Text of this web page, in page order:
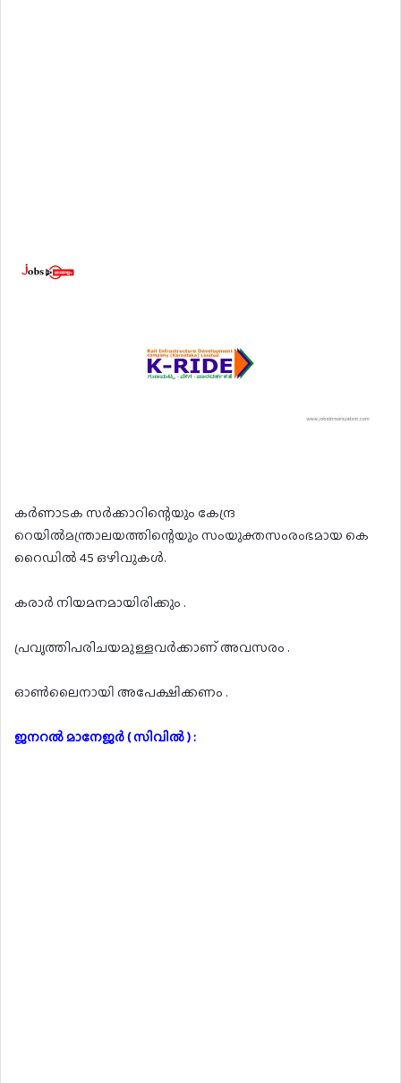
കർണാടക സർക്കാറിന്റെയും കേന്ദ്ര
റെയിൽമന്ത്രാലയത്തിന്റെയും സംയുക്തസംരംഭമായ കെ
റൈഡിൽ 45 ഒഴിവുകൾ.
കരാർ നിയമനമായിരിക്കും .
പ്രവൃത്തിപരിചയമുള്ളവർക്കാണ് അവസരം .
ഓൺലൈനായി അപേക്ഷിക്കണം .
ജനറൽ മാനേജർ ( സിവിൽ ) :